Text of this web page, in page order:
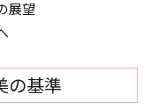
展望
の基準